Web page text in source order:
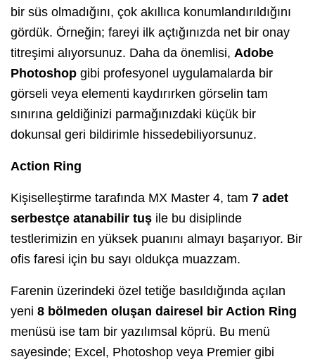
bir süs olmadığını, çok akıllıca konumlandırıldığını
gördük. Örneğin; fareyi ilk açtığınızda net bir onay
titreşimi alıyorsunuz. Daha da önemlisi, Adobe
Photoshop gibi profesyonel uygulamalarda bir
görseli veya elementi kaydırırken görselin tam
sınırına geldiğinizi parmağınızdaki küçük bir
dokunsal geri bildirimle hissedebiliyorsunuz.
Action Ring
Kişiselleştirme tarafında MX Master 4, tam 7 adet
serbestçe atanabilir tuş ile bu disiplinde
testlerimizin en yüksek puanını almayı başarıyor. Bir
ofis faresi için bu sayı oldukça muazzam.
Farenin üzerindeki özel tetiğe basıldığında açılan
yeni 8 bölmeden oluşan dairesel bir Action Ring
menüsü ise tam bir yazılımsal köprü. Bu menü
sayesinde; Excel, Photoshop veya Premier gibi